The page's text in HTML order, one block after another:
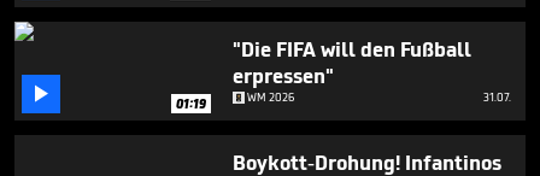
 01:19
"Die FIFA will den Fußball
erpressen"
WM 2026 31.07.
Boykott-Drohung! Infantinos